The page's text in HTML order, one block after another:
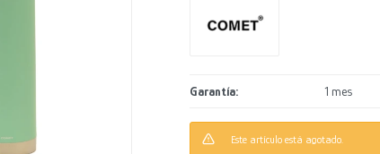
Garantía 1 mes
Este artículo está agotado.